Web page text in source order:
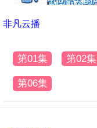
非凡云播
第01集 第02集
第06集